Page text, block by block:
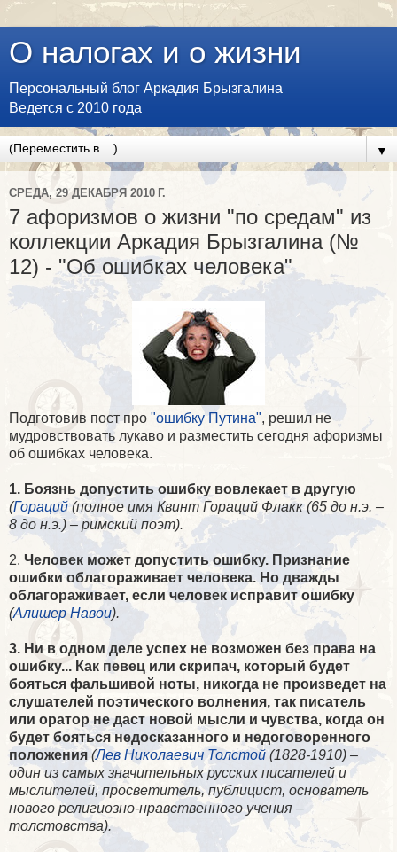
О налогах и о жизни
Персональный блог Аркадия Брызгалина
Ведется с 2010 года
▼
СРЕДА, 29 ДЕКАБРЯ 2010 Г.
7 афоризмов о жизни "по средам" из
коллекции Аркадия Брызгалина (№
12) - "Об ошибках человека"
Подготовив пост про "ошибку Путина", решил не
мудровствовать лукаво и разместить сегодня афоризмы
об ошибках человека.
1. Боязнь допустить ошибку вовлекает в другую
(Гораций (полное имя Квинт Гораций Флакк (65 до н.э. –
8 до н.э.) – римский поэт).
2. Человек может допустить ошибку. Признание
ошибки облагораживает человека. Но дважды
облагораживает, если человек исправит ошибку
(Алишер Навои).
3. Ни в одном деле успех не возможен без права на
ошибку... Как певец или скрипач, который будет
бояться фальшивой ноты, никогда не произведет на
слушателей поэтического волнения, так писатель
или оратор не даст новой мысли и чувства, когда он
будет бояться недосказанного и недоговоренного
положения (Лев Николаевич Толстой (1828-1910) –
один из самых значительных русских писателей и
мыслителей, просветитель, публицист, основатель
нового религиозно-нравственного учения –
толстовства).